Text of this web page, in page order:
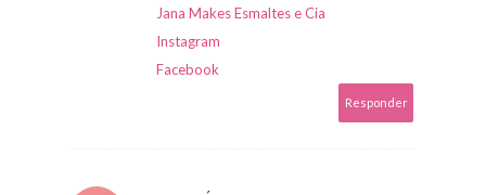
Jana Makes Esmaltes e Cia
Instagram
Facebook
Responder